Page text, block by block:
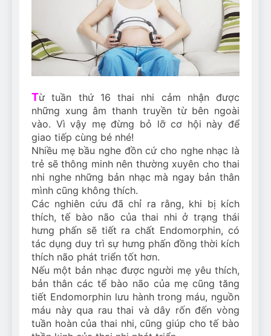
Can Bulldogs Play Fetch?
And How to Train Them!
7 Năm Ago
How Often Do I Need to
Groom My Bulldog
7 Năm Ago
Từ tuần thứ 16 thai nhi cảm nhận được
những xung âm thanh truyền từ bên ngoài
vào. Vì vậy mẹ đừng bỏ lỡ cơ hội này để
giao tiếp cùng bé nhé!
Nhiều mẹ bầu nghe đồn cứ cho nghe nhạc là
trẻ sẽ thông minh nên thường xuyên cho thai
nhi nghe những bản nhạc mà ngay bản thân
mình cũng không thích.
Các nghiên cứu đã chỉ ra rằng, khi bị kích
thích, tế bào não của thai nhi ở trạng thái
hưng phấn sẽ tiết ra chất Endomorphin, có
tác dụng duy trì sự hưng phấn đồng thời kích
thích não phát triển tốt hơn.
Nếu một bản nhạc được người mẹ yêu thích,
bản thân các tể bào não của mẹ cũng tăng
tiết Endomorphin lưu hành trong máu, nguồn
máu này qua rau thai và dây rốn đến vòng
tuần hoàn của thai nhi, cũng giúp cho tế bào